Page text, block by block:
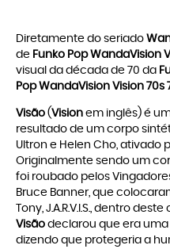
Diretamente do seriado
de Funko Pop WandaVision
visual da década de 70 da
Pop WandaVision Vision 70s
Visão (Vision em inglês) é
resultado de um corpo
Ultron e Helen Cho, ativado
Originalmente sendo um
foi roubado pelos
Bruce Banner, que
Tony, J.A.R.V.I.S., dentro
Visão declarou que era uma
dizendo que protegeria a